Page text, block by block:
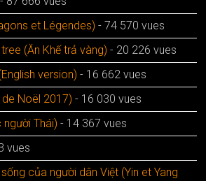
et Légendes) - 74 570 vues
(Ăn Khế trả vàng) - 20 226 vues
version) - 16 662 vues
Noël 2017) - 16 030 vues
người Thái) - 14 367 vues
vues
của người dân Việt (Yin et Yang